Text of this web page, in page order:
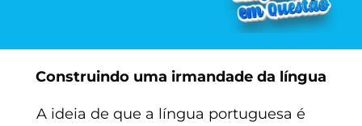
Construindo uma irmandade da língua
A ideia de que a língua portuguesa é